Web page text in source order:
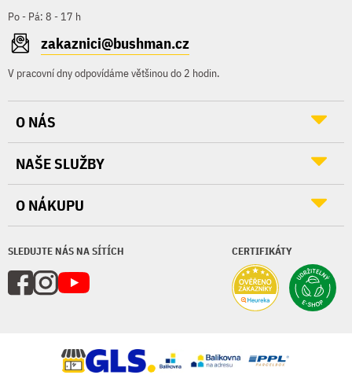
Po - Pá: 8 - 17 h
zakaznici@bushman.cz
V pracovní dny odpovídáme většinou do 2 hodin.
SLEDUJTE NÁS NA SÍTÍCH CERTIFIKÁTY
O NÁS
NAŠE SLUŽBY
O NÁKUPU